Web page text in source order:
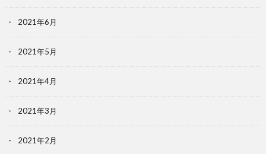
2021年6月
2021年5月
2021年4月
2021年3月
2021年2月